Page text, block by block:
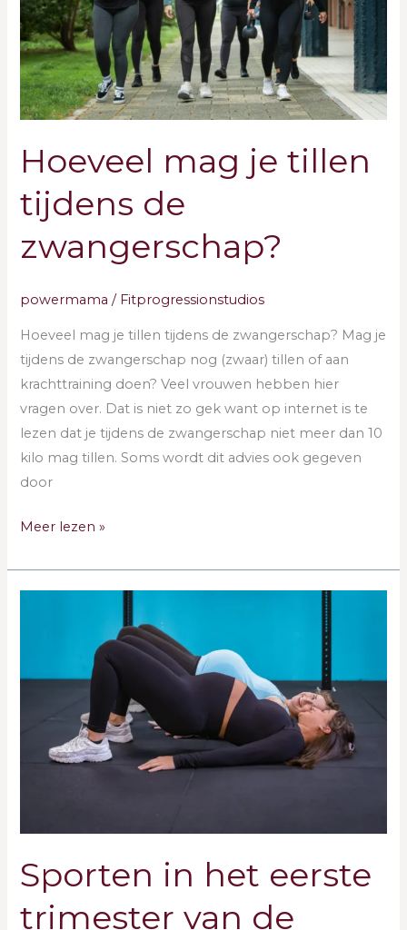
Hoeveel mag je tillen
tijdens de
zwangerschap?
powermama / Fitprogressionstudios
Hoeveel mag je tillen tijdens de zwangerschap? Mag je
tijdens de zwangerschap nog (zwaar) tillen of aan
krachttraining doen? Veel vrouwen hebben hier
vragen over. Dat is niet zo gek want op internet is te
lezen dat je tijdens de zwangerschap niet meer dan 10
kilo mag tillen. Soms wordt dit advies ook gegeven
door
de
zwangerschap?
Meer lezen »
Sporten in het eerste
trimester van de
eerste